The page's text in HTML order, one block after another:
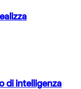
di intelligenza